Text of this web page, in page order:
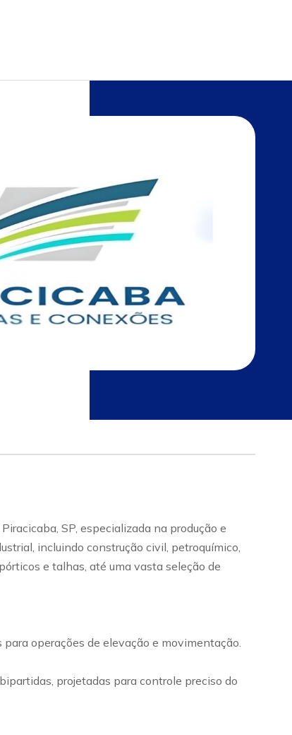
SP, especializada na produção e
incluindo construção civil, petroquímico,
e talhas, até uma vasta seleção de
operações de elevação e movimentação.
projetadas para controle preciso do